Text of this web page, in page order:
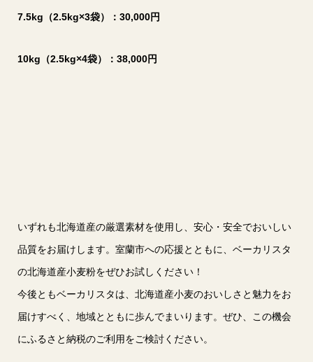
7.5kg（2.5kg×3袋）：30,000円
10kg（2.5kg×4袋）：38,000円
いずれも北海道産の厳選素材を使用し、安心・安全でおいしい
品質をお届けします。室蘭市への応援とともに、ベーカリスタ
の北海道産小麦粉をぜひお試しください！
今後ともベーカリスタは、北海道産小麦のおいしさと魅力をお
届けすべく、地域とともに歩んでまいります。ぜひ、この機会
にふるさと納税のご利用をご検討ください。